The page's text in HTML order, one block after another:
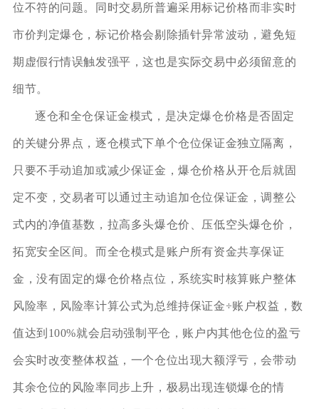
位不符的问题。同时交易所普遍采用标记价格而非实时
市价判定爆仓，标记价格会剔除插针异常波动，避免短
期虚假行情误触发强平，这也是实际交易中必须留意的
细节。
逐仓和全仓保证金模式，是决定爆仓价格是否固定
的关键分界点，逐仓模式下单个仓位保证金独立隔离，
只要不手动追加或减少保证金，爆仓价格从开仓后就固
定不变，交易者可以通过主动追加仓位保证金，调整公
式内的净值基数，拉高多头爆仓价、压低空头爆仓价，
拓宽安全区间。而全仓模式是账户所有资金共享保证
金，没有固定的爆仓价格点位，系统实时核算账户整体
风险率，风险率计算公式为总维持保证金÷账户权益，数
值达到100%就会启动强制平仓，账户内其他仓位的盈亏
会实时改变整体权益，一个仓位出现大额浮亏，会带动
其余仓位的风险率同步上升，极易出现连锁爆仓的情